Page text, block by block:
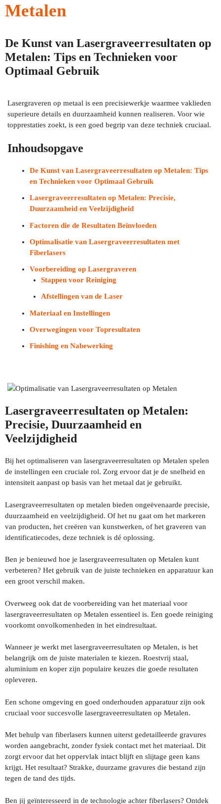
Metalen
De Kunst van Lasergraveerresultaten op
Metalen: Tips en Technieken voor
Optimaal Gebruik
Lasergraveren op metaal is een precisiewerkje waarmee vaklieden
superieure details en duurzaamheid kunnen realiseren. Voor wie
topprestaties zoekt, is een goed begrip van deze techniek cruciaal.
Inhoudsopgave
De Kunst van Lasergraveerresultaten op Metalen: Tips
en Technieken voor Optimaal Gebruik
Lasergraveerresultaten op Metalen: Precisie,
Duurzaamheid en Veelzijdigheid
Factoren die de Resultaten Beïnvloeden
Optimalisatie van Lasergraveerresultaten met
Fiberlasers
Voorbereiding op Lasergraveren
Stappen voor Reiniging
Afstellingen van de Laser
Materiaal en Instellingen
Overwegingen voor Topresultaten
Finishing en Nabewerking
Lasergraveerresultaten op Metalen:
Precisie, Duurzaamheid en
Veelzijdigheid
Bij het optimaliseren van lasergraveerresultaten op Metalen spelen
de instellingen een cruciale rol. Zorg ervoor dat je de snelheid en
intensiteit aanpast op basis van het metaal dat je gebruikt.
Lasergraveerresultaten op metalen bieden ongeëvenaarde precisie,
duurzaamheid en veelzijdigheid. Of het nu gaat om het markeren
van producten, het creëren van kunstwerken, of het graveren van
identificatiecodes, deze techniek is dé oplossing.
Ben je benieuwd hoe je lasergraveerresultaten op Metalen kunt
verbeteren? Het gebruik van de juiste technieken en apparatuur kan
een groot verschil maken.
Overweeg ook dat de voorbereiding van het materiaal voor
lasergraveerresultaten op Metalen essentieel is. Een goede reiniging
voorkomt onvolkomenheden in het eindresultaat.
Wanneer je werkt met lasergraveerresultaten op Metalen, is het
belangrijk om de juiste materialen te kiezen. Roestvrij staal,
aluminium en koper zijn populaire keuzes die goede resultaten
opleveren.
Een schone omgeving en goed onderhouden apparatuur zijn ook
cruciaal voor succesvolle lasergraveerresultaten op Metalen.
Met behulp van fiberlasers kunnen uiterst gedetailleerde gravures
worden aangebracht, zonder fysiek contact met het materiaal. Dit
zorgt ervoor dat het oppervlak intact blijft en slijtage geen kans
krijgt. Het resultaat? Strakke, duurzame gravures die bestand zijn
tegen de tand des tijds.
Ben jij geïnteresseerd in de technologie achter fiberlasers? Ontdek